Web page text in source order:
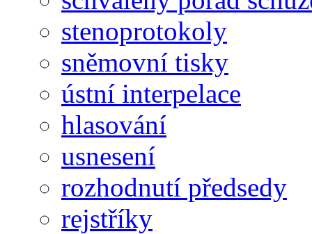
stenoprotokoly
sněmovní tisky
ústní interpelace
hlasování
usnesení
rozhodnutí předsedy
rejstříky